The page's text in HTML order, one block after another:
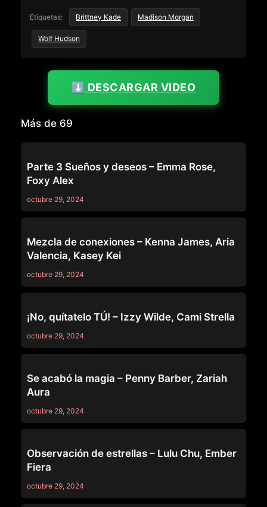
Etiquetas: Brittney Kade Madison Morgan
Wolf Hudson
⬇️ DESCARGAR VIDEO
Más de 69
Parte 3 Sueños y deseos – Emma Rose,
Foxy Alex
octubre 29, 2024
Mezcla de conexiones – Kenna James, Aria
Valencia, Kasey Kei
octubre 29, 2024
¡No, quítatelo TÚ! – Izzy Wilde, Cami Strella
octubre 29, 2024
Se acabó la magia – Penny Barber, Zariah
Aura
octubre 29, 2024
Observación de estrellas – Lulu Chu, Ember
Fiera
octubre 29, 2024